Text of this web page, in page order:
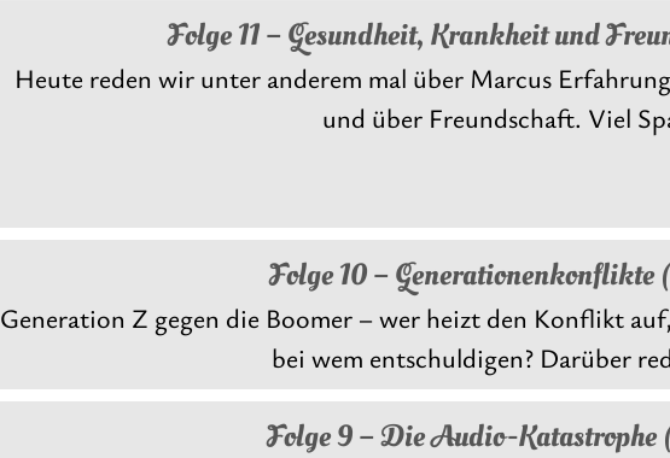
Folge 11 – Gesundheit, Krankheit und
Heute reden wir unter anderem mal über Marcus
und über Freundschaft. Viel
Folge 10 –
Generation Z gegen die Boomer – wer heizt den Konflikt
bei wem entschuldigen? Darüber
Folge 9 – Die Audio-